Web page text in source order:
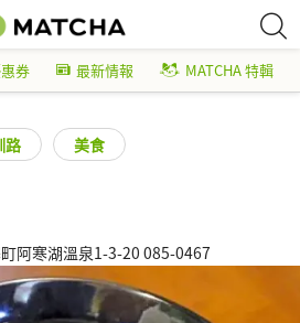
券 最新情報 MATCHA 特輯
路 美食
阿寒湖溫泉1-3-20 085-0467